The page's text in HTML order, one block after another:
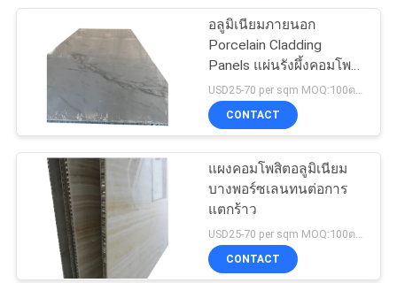
แผนผัง
เว็บไซต์
นโยบาย
ความ
อลูมิเนียมภายนอก
Porcelain Cladding
Panels แผ่นรังผึ้งคอมโพ
สิต
USD25-70 per sqm MOQ:100ตรม
CONTACT
แผงคอมโพสิตอลูมิเนียม
บางพอร์ซเลนทนต่อการ
แตกร้าว
CONTACT